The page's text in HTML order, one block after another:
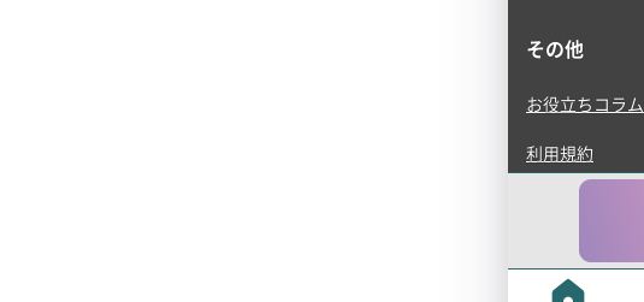
その他
お役立ちコラム
利用規約
運営会社